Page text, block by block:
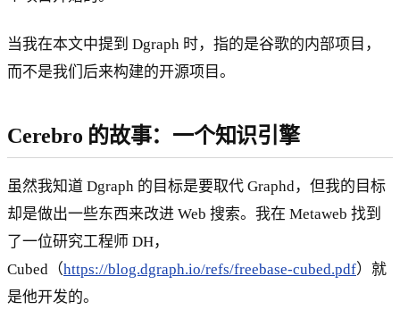
当我在本文中提到 Dgraph 时，指的是谷歌的内部项目，
而不是我们后来构建的开源项目。
Cerebro 的故事：一个知识引擎
虽然我知道 Dgraph 的目标是要取代 Graphd，但我的目标
却是做出一些东西来改进 Web 搜索。我在 Metaweb 找到
了一位研究工程师 DH，
Cubed（https://blog.dgraph.io/refs/freebase-cubed.pdf）就
是他开发的。